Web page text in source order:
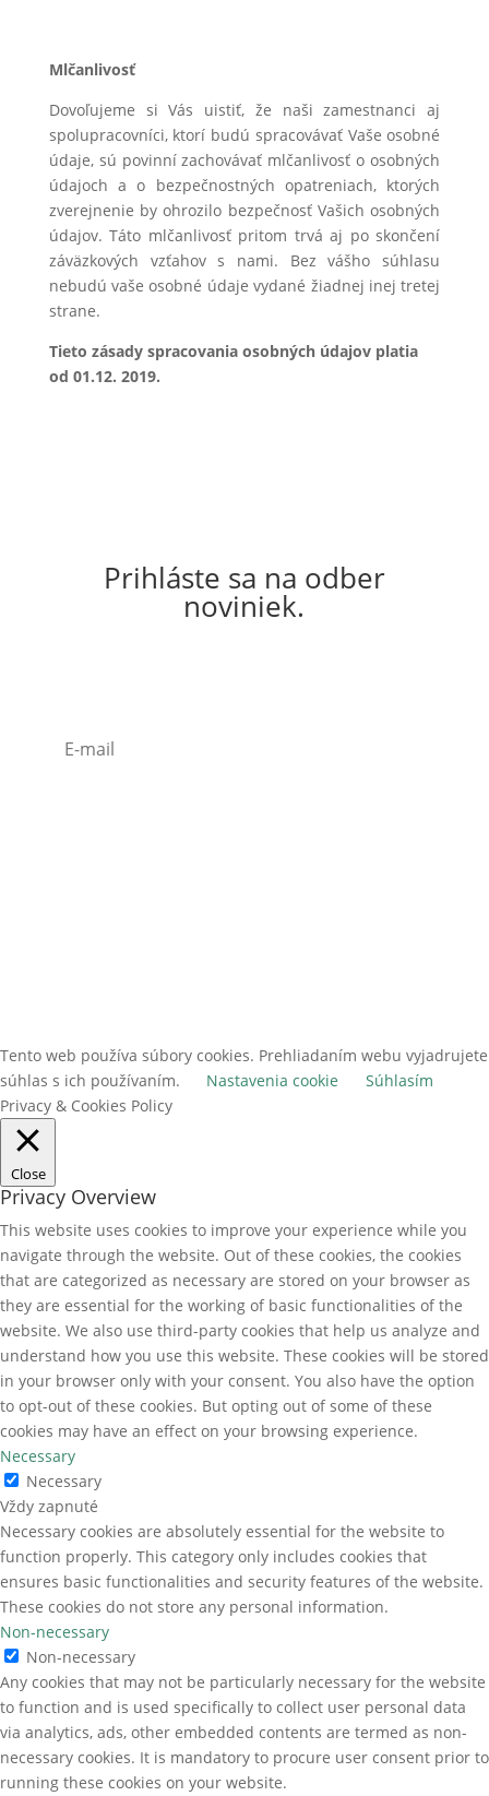
Mlčanlivosť
Dovoľujeme si Vás uistiť, že naši zamestnanci aj
spolupracovníci, ktorí budú spracovávať Vaše osobné
údaje, sú povinní zachovávať mlčanlivosť o osobných
údajoch a o bezpečnostných opatreniach, ktorých
zverejnenie by ohrozilo bezpečnosť Vašich osobných
údajov. Táto mlčanlivosť pritom trvá aj po skončení
záväzkových vzťahov s nami. Bez vášho súhlasu
nebudú vaše osobné údaje vydané žiadnej inej tretej
strane.
Tieto zásady spracovania osobných údajov platia
od 01.12. 2019.
Prihláste sa na odber
noviniek.
Tento web používa súbory cookies. Prehliadaním webu vyjadrujete
súhlas s ich používaním.
Nastavenia cookie
Súhlasím
Privacy & Cookies Policy
Close
Privacy Overview
This website uses cookies to improve your experience while you
navigate through the website. Out of these cookies, the cookies
that are categorized as necessary are stored on your browser as
they are essential for the working of basic functionalities of the
website. We also use third-party cookies that help us analyze and
understand how you use this website. These cookies will be stored
in your browser only with your consent. You also have the option
to opt-out of these cookies. But opting out of some of these
cookies may have an effect on your browsing experience.
Necessary
Necessary
Vždy zapnuté
Necessary cookies are absolutely essential for the website to
function properly. This category only includes cookies that
ensures basic functionalities and security features of the website.
These cookies do not store any personal information.
Non-necessary
Non-necessary
Any cookies that may not be particularly necessary for the website
to function and is used specifically to collect user personal data
via analytics, ads, other embedded contents are termed as non-
necessary cookies. It is mandatory to procure user consent prior to
running these cookies on your website.